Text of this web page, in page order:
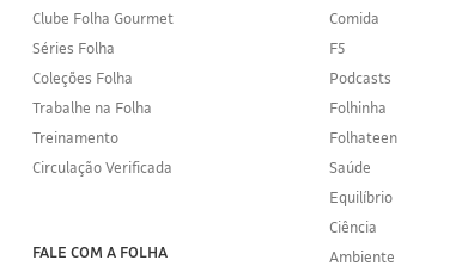
Clube Folha Gourmet
Séries Folha
Coleções Folha
Trabalhe na Folha
Treinamento
Circulação Verificada
FALE COM A FOLHA
Comida
F5
Podcasts
Folhinha
Folhateen
Saúde
Equilíbrio
Ciência
Ambiente